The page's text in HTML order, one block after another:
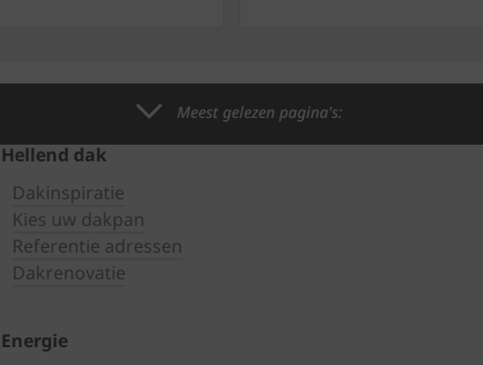
Meest gelezen pagina's:
Hellend dak
Dakinspiratie
Kies uw dakpan
Referentie adressen
Dakrenovatie
Energie